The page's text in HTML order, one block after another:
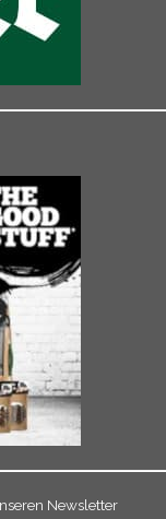
Newsletter